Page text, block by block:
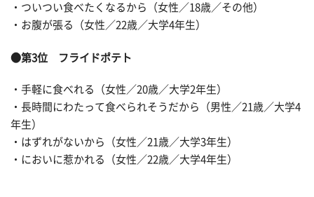
・ついつい食べたくなるから（女性／18歳／その他）
・お腹が張る（女性／22歳／大学4年生）
●第3位 フライドポテト
・手軽に食べれる（女性／20歳／大学2年生）
・長時間にわたって食べられそうだから（男性／21歳／大学4
年生）
・はずれがないから（女性／21歳／大学3年生）
・においに惹かれる（女性／22歳／大学4年生）